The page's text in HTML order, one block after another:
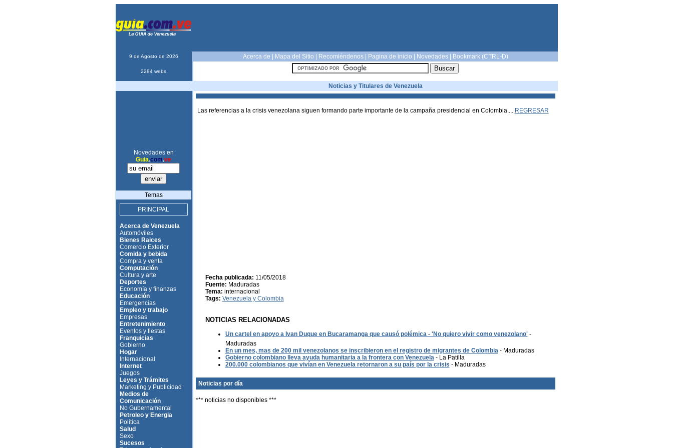
9 de Agosto de 2026 Acerca de Mapa del Sitio Recomiéndenos| Pagina de inicio Novedades| Bookmark (CTRL-D)
2284 webs
Noticias y Titulares de Venezuela
Novedades en
Guia.com.ve
Temas
PRINCIPAL
Acerca de Venezuela
Automóviles
Bienes Raices
Comercio Exterior
Comida y bebida
Compra y venta
Computación
Cultura y arte
Deportes
Economía y finanzas
Educación
Emergencias
Empleo y trabajo
Empresas
Entretenimiento
Eventos y fiestas
Franquicias
Gobierno
Hogar
Internacional
Internet
Juegos
Leyes y Trámites
Marketing y Publicidad
Medios de
Comunicación
No Gubernamental
Petroleo y Energia
Política
Salud
Sexo
Sucesos
Las referencias a la crisis venezolana siguen formando parte importante de la campaña presidencial en Colombia.... REGRESAR
Fecha publicada: 11/05/2018
Fuente: Maduradas
Tema: internacional
Tags: Venezuela y Colombia
NOTICIAS RELACIONADAS
Un cartel en apoyo a Ivan Duque en Bucaramanga que causó polémica - 'No quiero vivir como venezolano'-
Maduradas
En un mes, mas de 200 mil venezolanos se inscribieron en el registro de migrantes de Colombia- Maduradas
Gobierno colombiano lleva ayuda humanitaria a la frontera con Venezuela- La Patilla
200.000 colombianos que vivían en Venezuela retornaron a su país por la crisis - Maduradas
Noticias por día
*** noticias no disponibles ***